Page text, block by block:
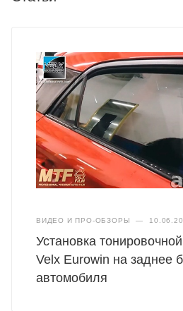
ВИДЕО И ПРО-ОБЗОРЫ —
Установка
Velx Eurowin на заднее
автомобиля